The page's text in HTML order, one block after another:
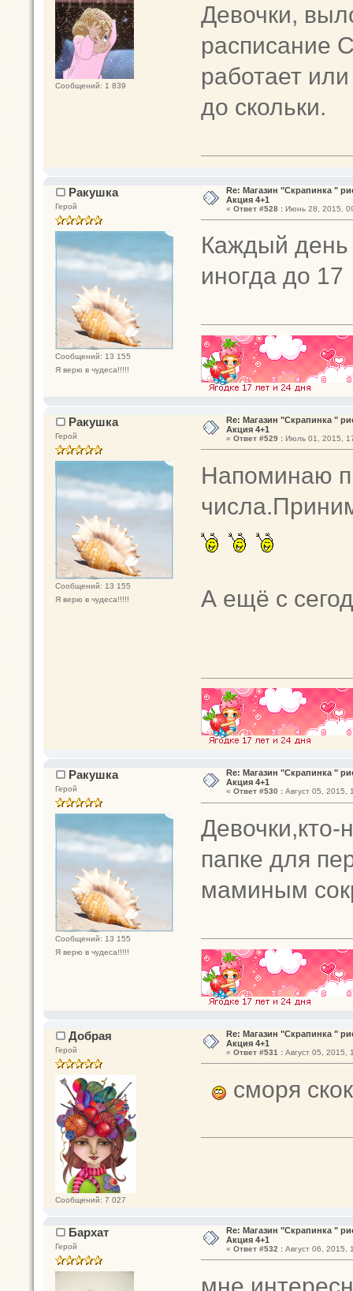
Сообщений: 1 839
Девочки,
расписание
работает
до скольки.
Ракушка
Герой
Сообщений: 13 155
Я верю в чудеса!!!!!
Re: Магазин "Скрапинка "
Акция 4+1
« Ответ #528 :Июнь 28, 2015,
Каждый день
иногда до 17
Ракушка
Герой
Сообщений: 13 155
Я верю в чудеса!!!!!
Re: Магазин "Скрапинка "
Акция 4+1
« Ответ #529 :Июль 01, 2015,
Напоминаю
А ещё с
Ракушка
Герой
Сообщений: 13 155
Я верю в чудеса!!!!!
Re: Магазин "Скрапинка "
Акция 4+1
« Ответ #530 :Август 05, 2015,
Девочки,кто-
папке для
маминым
Добрая
Герой
Сообщений: 7 027
Re: Магазин "Скрапинка "
Акция 4+1
« Ответ #531 :Август 05, 2015,
сморя
Бархат
Герой
Re: Магазин "Скрапинка "
Акция 4+1
« Ответ #532 :Август 06, 2015,
мне